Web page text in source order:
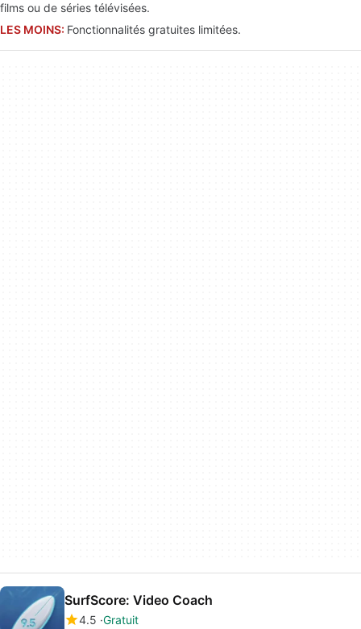
films ou de séries télévisées.
LES MOINS: Fonctionnalités gratuites limitées.
SurfScore: Video Coach
4.5 Gratuit